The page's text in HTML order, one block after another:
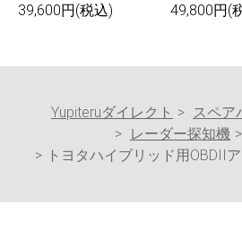
39,600円(税込) 49,800円(
Yupiteruダイレクト
スペア
レーダー探知機
トヨタハイブリッド用OBDII